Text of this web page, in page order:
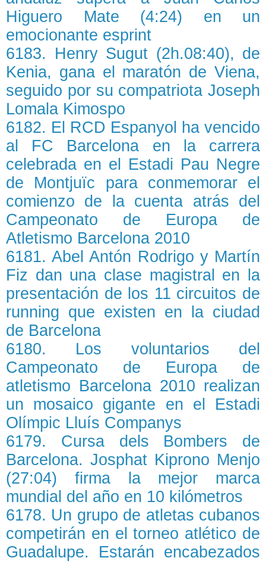
Higuero Mate (4:24) en un
emocionante esprint
6183. Henry Sugut (2h.08:40), de
Kenia, gana el maratón de Viena,
seguido por su compatriota Joseph
Lomala Kimospo
6182. El RCD Espanyol ha vencido
al FC Barcelona en la carrera
celebrada en el Estadi Pau Negre
de Montjuïc para conmemorar el
comienzo de la cuenta atrás del
Campeonato de Europa de
Atletismo Barcelona 2010
6181. Abel Antón Rodrigo y Martín
Fiz dan una clase magistral en la
presentación de los 11 circuitos de
running que existen en la ciudad
de Barcelona
6180. Los voluntarios del
Campeonato de Europa de
atletismo Barcelona 2010 realizan
un mosaico gigante en el Estadi
Olímpic Lluís Companys
6179. Cursa dels Bombers de
Barcelona. Josphat Kiprono Menjo
(27:04) firma la mejor marca
mundial del año en 10 kilómetros
6178. Un grupo de atletas cubanos
competirán en el torneo atlético de
Guadalupe. Estarán encabezados